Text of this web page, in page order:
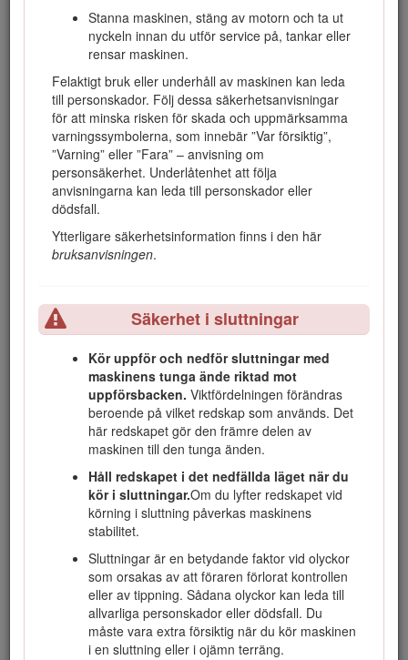
Stanna maskinen, stäng av motorn och ta ut
nyckeln innan du utför service på, tankar eller
rensar maskinen.
Felaktigt bruk eller underhåll av maskinen kan leda
till personskador. Följ dessa säkerhetsanvisningar
för att minska risken för skada och uppmärksamma
varningssymbolerna, som innebär ”Var försiktig”,
”Varning” eller ”Fara” – anvisning om
personsäkerhet. Underlåtenhet att följa
anvisningarna kan leda till personskador eller
dödsfall.
Ytterligare säkerhetsinformation finns i den här
bruksanvisningen.
Säkerhet i sluttningar
Kör uppför och nedför sluttningar med
maskinens tunga ände riktad mot
uppförsbacken. Viktfördelningen förändras
beroende på vilket redskap som används. Det
här redskapet gör den främre delen av
maskinen till den tunga änden.
Håll redskapet i det nedfällda läget när du
kör i sluttningar.Om du lyfter redskapet vid
körning i sluttning påverkas maskinens
stabilitet.
Sluttningar är en betydande faktor vid olyckor
som orsakas av att föraren förlorat kontrollen
eller av tippning. Sådana olyckor kan leda till
allvarliga personskador eller dödsfall. Du
måste vara extra försiktig när du kör maskinen
i en sluttning eller i ojämn terräng.
Modell- och serienummer
I den här bruksanvisningen anges potentiella risker och alla
säkerhetsmeddelanden har markerats med en
varningssymbol (Figur2), som anger fara som kan leda till
allvarliga personskador eller dödsfall om föreskrifterna inte
följs.
Figur 2
Varningssymbol
markera information.Viktigtanger speciell teknisk
information ochObserveraanger allmän information värd att
Produkten uppfyller alla relevanta europeiska direktiv. Mer
information finns i produktens separata försäkran om
överensstämmelse.
Varning
KALIFORNIEN
Proposition 65 Varning
kemikalieexponering som av den amerikanska delstaten
Kalifornien anses orsaka cancer, fosterskador och
andra fortplantningsskador.